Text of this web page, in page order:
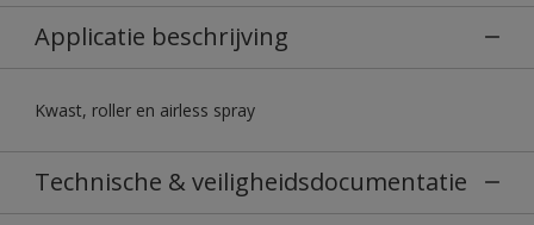
Applicatie beschrijving
Kwast, roller en airless spray
Technische & veiligheidsdocumentatie